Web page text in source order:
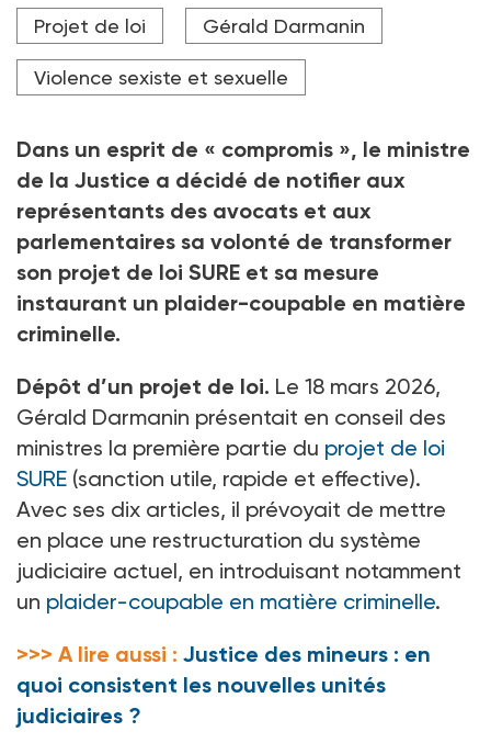
Crédit photo forwforw - stock.adobe.com
Projet de loi Gérald Darmanin
Violence sexiste et sexuelle
Dans un esprit de « compromis », le ministre
de la Justice a décidé de notifier aux
représentants des avocats et aux
parlementaires sa volonté de transformer
son projet de loi SURE et sa mesure
instaurant un plaider-coupable en matière
criminelle.
Dépôt d’un projet de loi. Le 18 mars 2026,
Gérald Darmanin présentait en conseil des
ministres la première partie du projet de loi
SURE (sanction utile, rapide et effective).
Avec ses dix articles, il prévoyait de mettre
en place une restructuration du système
judiciaire actuel, en introduisant notamment
un plaider-coupable en matière criminelle.
>>> A lire aussi : Justice des mineurs : en
quoi consistent les nouvelles unités
judiciaires ?